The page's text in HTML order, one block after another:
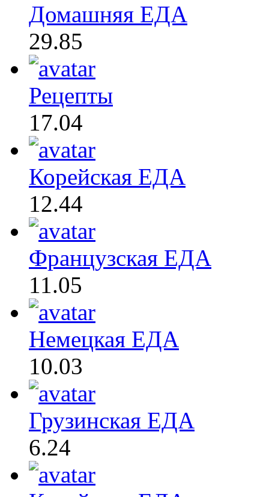
Домашняя ЕДА
29.85
Рецепты
17.04
Корейская ЕДА
12.44
Французская ЕДА
11.05
Немецкая ЕДА
10.03
Грузинская ЕДА
6.24